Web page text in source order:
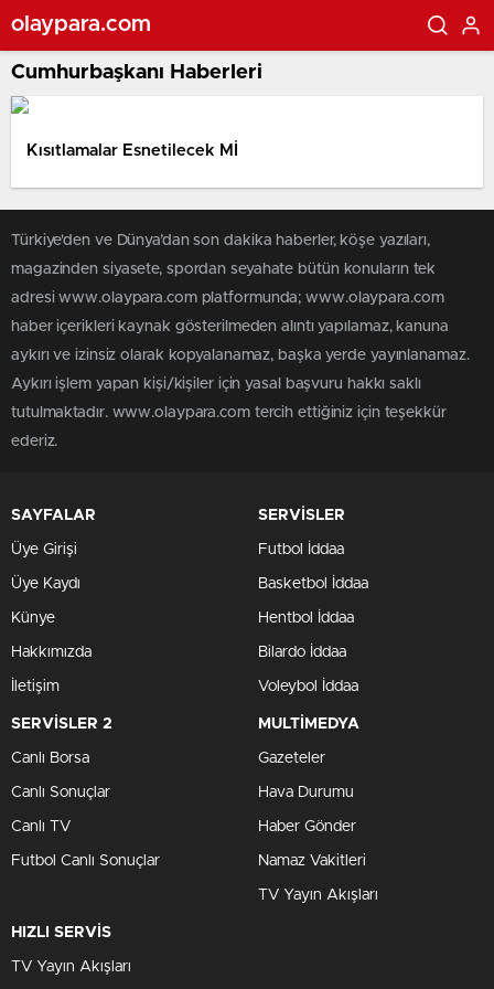
olaypara.com
Cumhurbaşkanı Haberleri
Kısıtlamalar Esnetilecek Mİ
Türkiye'den ve Dünya’dan son dakika haberler, köşe yazıları,
magazinden siyasete, spordan seyahate bütün konuların tek
adresi www.olaypara.com platformunda; www.olaypara.com
haber içerikleri kaynak gösterilmeden alıntı yapılamaz, kanuna
aykırı ve izinsiz olarak kopyalanamaz, başka yerde yayınlanamaz.
Aykırı işlem yapan kişi/kişiler için yasal başvuru hakkı saklı
tutulmaktadır. www.olaypara.com tercih ettiğiniz için teşekkür
ederiz.
SAYFALAR
Üye Girişi
Üye Kaydı
Künye
Hakkımızda
İletişim
SERVİSLER
Futbol İddaa
Basketbol İddaa
Hentbol İddaa
Bilardo İddaa
Voleybol İddaa
SERVİSLER 2
Canlı Borsa
Canlı Sonuçlar
Canlı TV
Futbol Canlı Sonuçlar
MULTİMEDYA
Gazeteler
Hava Durumu
Haber Gönder
Namaz Vakitleri
TV Yayın Akışları
HIZLI SERVİS
TV Yayın Akışları